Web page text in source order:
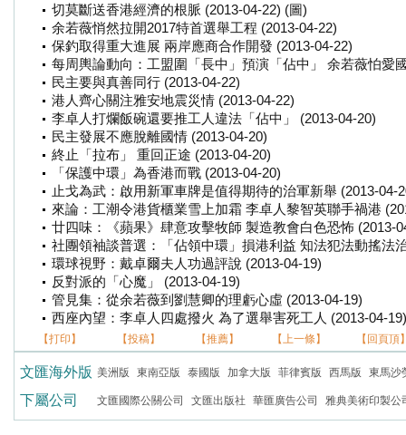
切莫斷送香港經濟的根脈 (2013-04-22) (圖)
余若薇悄然拉開2017特首選舉工程 (2013-04-22)
保釣取得重大進展 兩岸應商合作開發 (2013-04-22)
每周輿論動向：工盟圍「長中」預演「佔中」 余若薇怕愛
民主要與真善同行 (2013-04-22)
港人齊心關注雅安地震災情 (2013-04-22)
李卓人打爛飯碗還要推工人違法「佔中」 (2013-04-20)
民主發展不應脫離國情 (2013-04-20)
終止「拉布」 重回正途 (2013-04-20)
「保護中環」為香港而戰 (2013-04-20)
止戈為武：啟用新軍車牌是值得期待的治軍新舉 (2013-04-
來論：工潮令港貨櫃業雪上加霜 李卓人黎智英聯手禍港
廿四味：《蘋果》肆意攻擊牧師 製造教會白色恐怖 (2013-
社團領袖談普選：「佔領中環」損港利益 知法犯法動搖法
環球視野：戴卓爾夫人功過評說 (2013-04-19)
反對派的「心魔」 (2013-04-19)
管見集：從余若薇到劉慧卿的理虧心虛 (2013-04-19)
西座內望：李卓人四處撥火 為了選舉害死工人 (2013-04-19)
【打印】 【投稿】 【推薦】 【上一條】 【回頁頂
文匯海外版 美洲版 東南亞版 泰國版 加拿大版 菲律賓版 西馬版 東馬沙
下屬公司 文匯國際公關公司 文匯出版社 華匯廣告公司 雅典美術印製公